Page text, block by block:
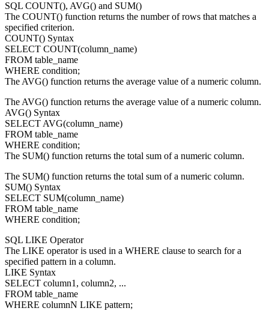
SQL COUNT(), AVG() and SUM()
The COUNT() function returns the number of rows that matches a
specified criterion.
COUNT() Syntax
SELECT COUNT(column_name)
FROM table_name
WHERE condition;
The AVG() function returns the average value of a numeric column.
The AVG() function returns the average value of a numeric column.
AVG() Syntax
SELECT AVG(column_name)
FROM table_name
WHERE condition;
The SUM() function returns the total sum of a numeric column.
The SUM() function returns the total sum of a numeric column.
SUM() Syntax
SELECT SUM(column_name)
FROM table_name
WHERE condition;
SQL LIKE Operator
The LIKE operator is used in a WHERE clause to search for a
specified pattern in a column.
LIKE Syntax
SELECT column1, column2, ...
FROM table_name
WHERE columnN LIKE pattern;